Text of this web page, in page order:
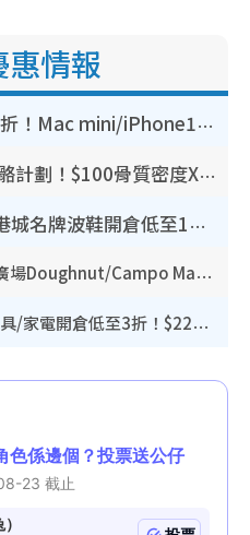
情報
豐澤優惠勁減低至44折！Mac mini/iPhone17Pro大減價！廚房家電$220起
港大推賽馬會強化骨骼計劃！$100骨質密度X光檢查 完成免費運動訓練送超市禮券！附參加資格
開倉優惠 | 尖沙咀海港城名牌波鞋開倉低至1折！On鞋$899起／Joy&Peace鞋履$98起
開倉優惠｜銅鑼灣時代廣場Doughnut/Campo Marzio開倉低至1折！背囊、書包、手袋劈價$200起
廚具開倉｜特福Tefal廚具/家電開倉低至3折！$220起買平底鍋/炒鑊/湯煲！電飯煲/吸塵機/燙斗$418起